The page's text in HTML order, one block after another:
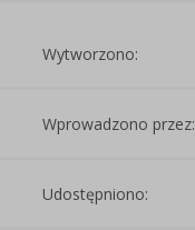
Wytworzono:
Wprowadzono przez:
Udostępniono: